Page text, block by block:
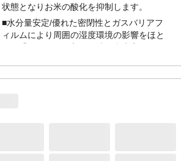
状態となりお米の酸化を抑制します。
■水分量安定/優れた密閉性とガスバリアフ
ィルムにより周囲の湿度環境の影響をほと